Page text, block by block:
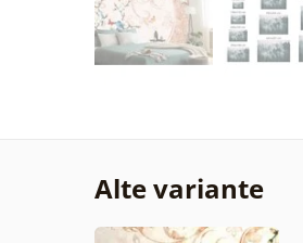
Alte variante